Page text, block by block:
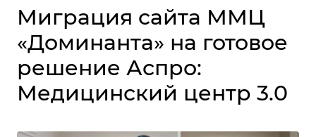
Миграция сайта ММЦ
«Доминанта» на готовое
решение Аспро:
Медицинский центр 3.0